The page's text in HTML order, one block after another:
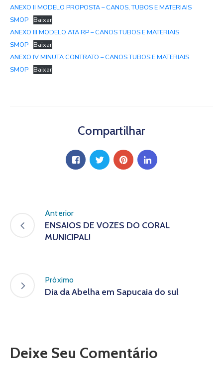
ANEXO II MODELO PROPOSTA – CANOS, TUBOS E MATERIAIS
SMOP
Baixar
ANEXO III MODELO ATA RP – CANOS TUBOS E MATERIAIS
SMOP
Baixar
ANEXO IV MINUTA CONTRATO – CANOS TUBOS E MATERIAIS
SMOP
Baixar
Compartilhar
Anterior
ENSAIOS DE VOZES DO CORAL
MUNICIPAL!
Próximo
Dia da Abelha em Sapucaia do sul
Deixe Seu Comentário